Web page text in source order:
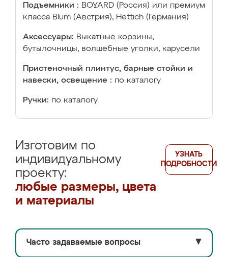
Подъемники : BOYARD (Россия) или премиум
класса Blum (Австрия), Hettich (Германия)
Аксессуары: Выкатные корзины,
бутылочницы, волшебные уголки, карусели
Пристеночный плинтус, барные стойки и
навески, освещение : по каталогу
Ручки: по каталогу
Изготовим по
индивидуальному
проекту:
любые размеры, цвета
и материалы
УЗНАТЬ
ПОДРОБНОСТИ
Часто задаваемые вопросы ▼